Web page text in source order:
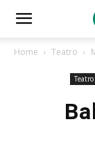
Home Teatro
Teatro